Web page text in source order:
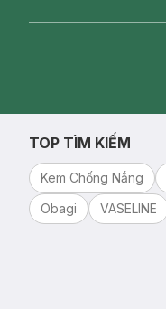
TOP TÌM KIẾM
Kem Chống Nắng
Obagi
VASELINE